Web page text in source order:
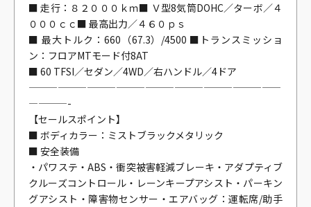
■ 走行：８２０００ｋｍ■ Ｖ型8気筒DOHC／ターボ／４
０００ｃｃ■ 最高出力／４６０ｐｓ
■ 最大トルク：660（67.3）/4500 ■トランスミッショ
ン：フロアMTモード付8AT
■ 60 TFSI／セダン／4WD／右ハンドル／4ドア
——————————————————————————
————-
【セールスポイント】
■ ボディカラー：ミストブラックメタリック
■ 安全装備
・パワステ・ABS・衝突被害軽減ブレーキ・アダプティブ
クルーズコントロール・レーンキープアシスト・パーキン
グアシスト・障害物センサー・エアバッグ：運転席/助手